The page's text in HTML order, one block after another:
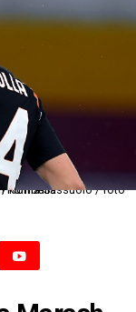
Marash Kumbulla